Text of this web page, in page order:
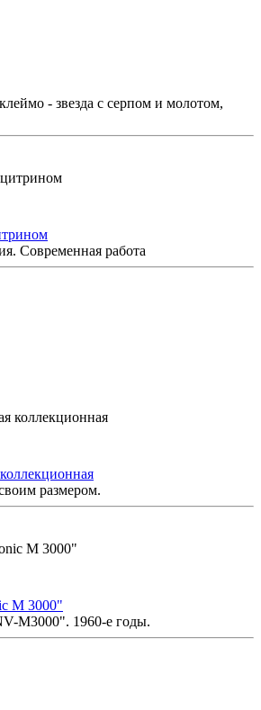
- звезда с серпом и молотом,
Современная работа
размером.
M 3000"
M3000". 1960-е годы.